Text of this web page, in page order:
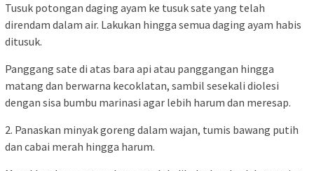
Tusuk potongan daging ayam ke tusuk sate yang telah
direndam dalam air. Lakukan hingga semua daging ayam habis
ditusuk.
Panggang sate di atas bara api atau panggangan hingga
matang dan berwarna kecoklatan, sambil sesekali diolesi
dengan sisa bumbu marinasi agar lebih harum dan meresap.
2. Panaskan minyak goreng dalam wajan, tumis bawang putih
dan cabai merah hingga harum.